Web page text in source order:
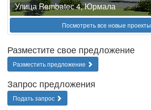
Улица Rembateс 4, Юрмала
Посмотреть все новые проекты
Разместите свое предложение
Разместить предложение
Запрос предложения
Подать запрос